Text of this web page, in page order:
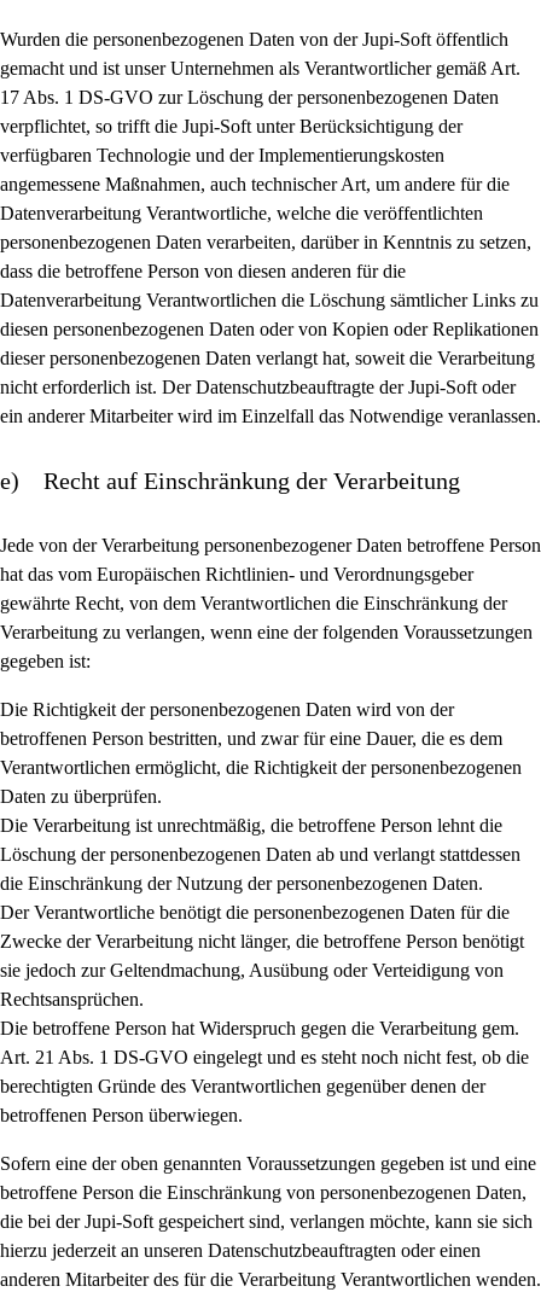
Wurden die personenbezogenen Daten von der Jupi-Soft öffentlich
gemacht und ist unser Unternehmen als Verantwortlicher gemäß Art.
17 Abs. 1 DS-GVO zur Löschung der personenbezogenen Daten
verpflichtet, so trifft die Jupi-Soft unter Berücksichtigung der
verfügbaren Technologie und der Implementierungskosten
angemessene Maßnahmen, auch technischer Art, um andere für die
Datenverarbeitung Verantwortliche, welche die veröffentlichten
personenbezogenen Daten verarbeiten, darüber in Kenntnis zu setzen,
dass die betroffene Person von diesen anderen für die
Datenverarbeitung Verantwortlichen die Löschung sämtlicher Links zu
diesen personenbezogenen Daten oder von Kopien oder Replikationen
dieser personenbezogenen Daten verlangt hat, soweit die Verarbeitung
nicht erforderlich ist. Der Datenschutzbeauftragte der Jupi-Soft oder
ein anderer Mitarbeiter wird im Einzelfall das Notwendige veranlassen.
e) Recht auf Einschränkung der Verarbeitung
Jede von der Verarbeitung personenbezogener Daten betroffene Person
hat das vom Europäischen Richtlinien- und Verordnungsgeber
gewährte Recht, von dem Verantwortlichen die Einschränkung der
Verarbeitung zu verlangen, wenn eine der folgenden Voraussetzungen
gegeben ist:
Die Richtigkeit der personenbezogenen Daten wird von der
betroffenen Person bestritten, und zwar für eine Dauer, die es dem
Verantwortlichen ermöglicht, die Richtigkeit der personenbezogenen
Daten zu überprüfen.
Die Verarbeitung ist unrechtmäßig, die betroffene Person lehnt die
Löschung der personenbezogenen Daten ab und verlangt stattdessen
die Einschränkung der Nutzung der personenbezogenen Daten.
Der Verantwortliche benötigt die personenbezogenen Daten für die
Zwecke der Verarbeitung nicht länger, die betroffene Person benötigt
sie jedoch zur Geltendmachung, Ausübung oder Verteidigung von
Rechtsansprüchen.
Die betroffene Person hat Widerspruch gegen die Verarbeitung gem.
Art. 21 Abs. 1 DS-GVO eingelegt und es steht noch nicht fest, ob die
berechtigten Gründe des Verantwortlichen gegenüber denen der
betroffenen Person überwiegen.
Sofern eine der oben genannten Voraussetzungen gegeben ist und eine
betroffene Person die Einschränkung von personenbezogenen Daten,
die bei der Jupi-Soft gespeichert sind, verlangen möchte, kann sie sich
hierzu jederzeit an unseren Datenschutzbeauftragten oder einen
anderen Mitarbeiter des für die Verarbeitung Verantwortlichen wenden.